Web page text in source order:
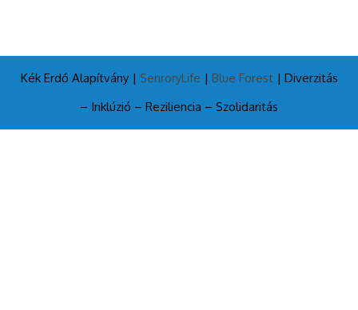
Kék Erdő Alapítvány | SenroryLife | Blue Forest| Diverzitás
– Inklúzió – Reziliencia – Szolidaritás